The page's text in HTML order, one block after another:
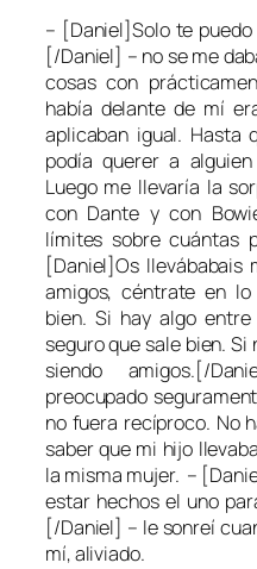
– [Daniel]Solo te
[/Daniel] – no se me
cosas con
había delante de mí
aplicaban igual. Hasta
podía querer a
Luego me llevaría la
con Dante y con
límites sobre cuántas
[Daniel]Os
amigos, céntrate en
bien. Si hay algo
seguro que sale bien.
siendo amigos.[/
preocupado
no fuera recíproco. No
saber que mi hijo
la misma mujer. –
estar hechos el uno
[/Daniel] – le sonreí
mí, aliviado.